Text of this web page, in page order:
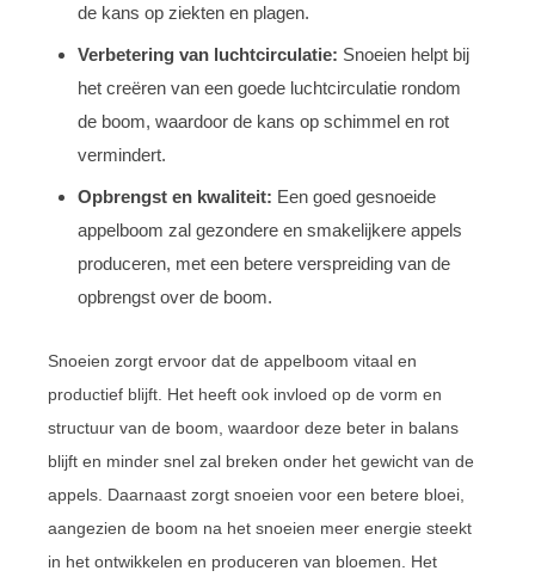
de kans op ziekten en plagen.
Verbetering van luchtcirculatie: Snoeien helpt bij
het creëren van een goede luchtcirculatie rondom
de boom, waardoor de kans op schimmel en rot
vermindert.
Opbrengst en kwaliteit: Een goed gesnoeide
appelboom zal gezondere en smakelijkere appels
produceren, met een betere verspreiding van de
opbrengst over de boom.
Snoeien zorgt ervoor dat de appelboom vitaal en
productief blijft. Het heeft ook invloed op de vorm en
structuur van de boom, waardoor deze beter in balans
blijft en minder snel zal breken onder het gewicht van de
appels. Daarnaast zorgt snoeien voor een betere bloei,
aangezien de boom na het snoeien meer energie steekt
in het ontwikkelen en produceren van bloemen. Het